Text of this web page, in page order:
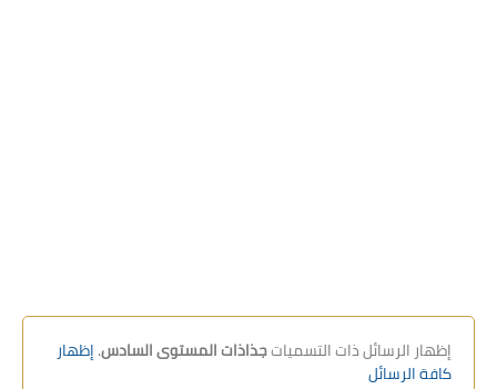
‏إظهار الرسائل ذات التسمياتجذاذات المستوى السادس.إظهار
كافة الرسائل